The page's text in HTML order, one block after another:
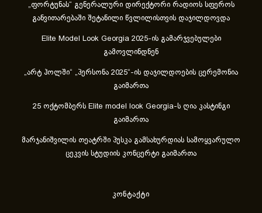
„ფორტუნას“ გენერალური დირექტორი რადიოს სფეროს
განვითარებაში შეტანილი წვლილისთვის დაჯილდოვდა
Elite Model Look Georgia 2025-ის გამარჯვებულები
გამოვლინდნენ
„არტ ჰოლში“ „პერსონა 2025“-ის დაჯილდოების ცერემონია
გაიმართა
25 ოქტომბერს Elite model look Georgia-ს ღია კასტინგი
გაიმართა
მარჯანიშვილის თეატრში პუსკა გამსახურდიას სამოყვარულო
ცეკვის სტუდიის კონცერტი გაიმართა
კონტაქტი